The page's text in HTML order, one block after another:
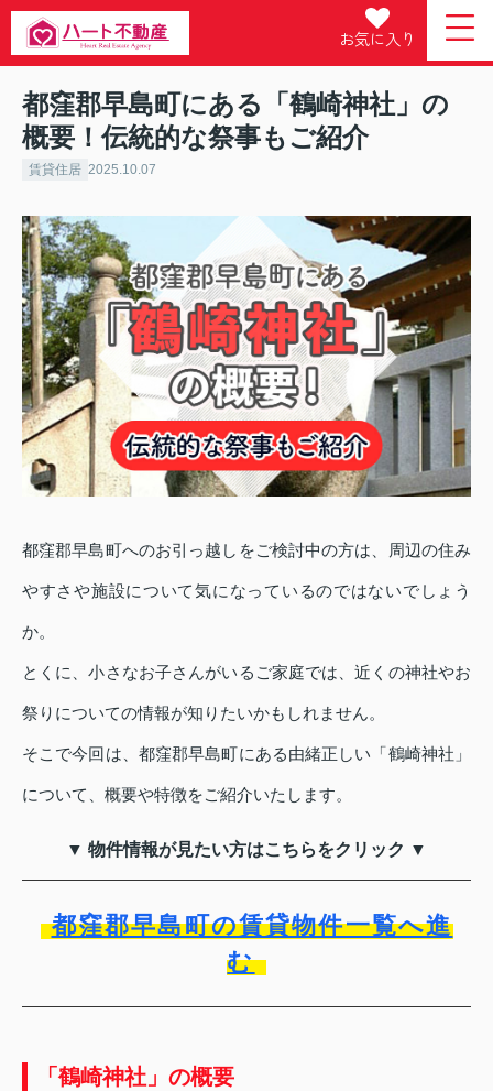
お気に入り
都窪郡早島町にある「鶴崎神社」の
概要！伝統的な祭事もご紹介
賃貸住居 2025.10.07
都窪郡早島町へのお引っ越しをご検討中の方は、周辺の住み
やすさや施設について気になっているのではないでしょう
か。
とくに、小さなお子さんがいるご家庭では、近くの神社やお
祭りについての情報が知りたいかもしれません。
そこで今回は、都窪郡早島町にある由緒正しい「鶴崎神社」
について、概要や特徴をご紹介いたします。
▼ 物件情報が見たい方はこちらをクリック ▼
都窪郡早島町の賃貸物件一覧へ進
む
「鶴崎神社」の概要